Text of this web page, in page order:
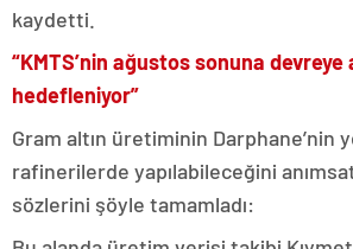
kaydetti.
“KMTS’nin ağustos sonuna devreye
hedefleniyor”
Gram altın üretiminin Darphane’nin
rafinerilerde yapılabileceğini
sözlerini şöyle tamamladı: